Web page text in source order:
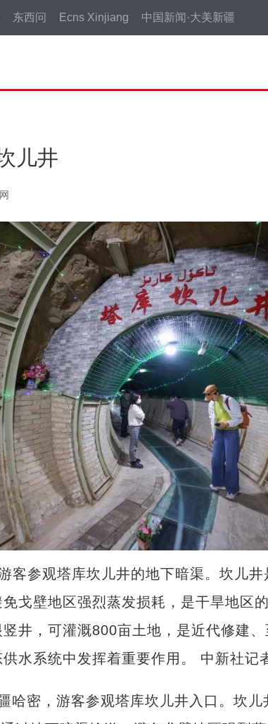
东西问 Ecns Xinjiang 中国新闻·大美新疆
儿井
客参观塔库坎儿井的地下暗渠。坎儿
戈壁地区强烈蒸发损耗，是干旱地区
井，可灌溉800亩土地，是近代修建
水系统中发挥着重要作用。 中新社记